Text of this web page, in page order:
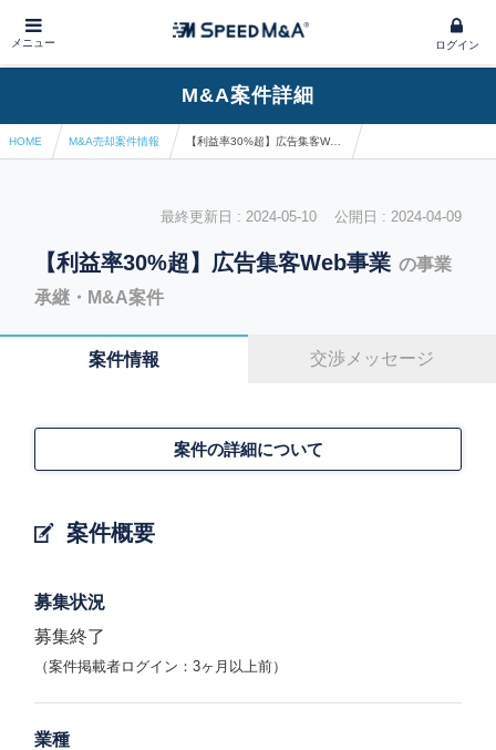
メニュー ログイン
M&A案件詳細
HOME M&A売却案件情報 【利益率30%超】広告集客Web事業
最終更新日 : 2024-05-10 公開日 : 2024-04-09
【利益率30%超】広告集客Web事業 の事業
承継・M&A案件
案件情報 交渉メッセージ
案件概要
案件の詳細について
募集状況
募集終了
（案件掲載者ログイン：3ヶ月以上前）
業種